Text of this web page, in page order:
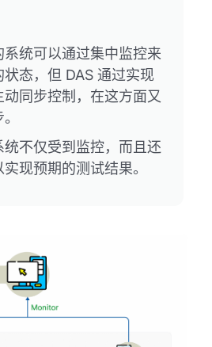
系统可以通过集中监控来
态，但 DAS 通过实现
同步控制，在这方面又
不仅受到监控，而且还
现预期的测试结果。